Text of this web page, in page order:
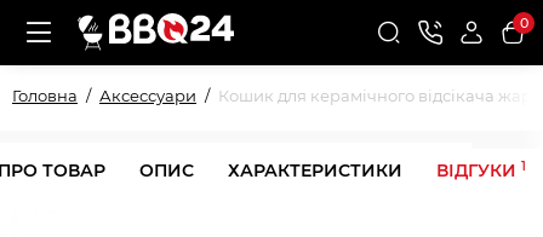
0
Головна Аксессуари Кошик для керамічного відсікача
ТОВАР ОПИС ХАРАКТЕРИСТИКИ ВІДГУКИ 1